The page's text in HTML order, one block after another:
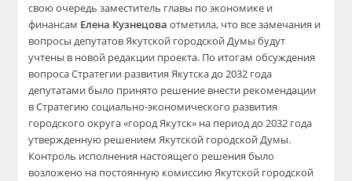
свою очередь заместитель главы по экономике и
финансам Елена Кузнецова отметила, что все замечания и
вопросы депутатов Якутской городской Думы будут
учтены в новой редакции проекта. По итогам обсуждения
вопроса Стратегии развития Якутска до 2032 года
депутатами было принято решение внести рекомендации
в Стратегию социально-экономического развития
городского округа «город Якутск» на период до 2032 года
утвержденную решением Якутской городской Думы.
Контроль исполнения настоящего решения было
возложено на постоянную комиссию Якутской городской